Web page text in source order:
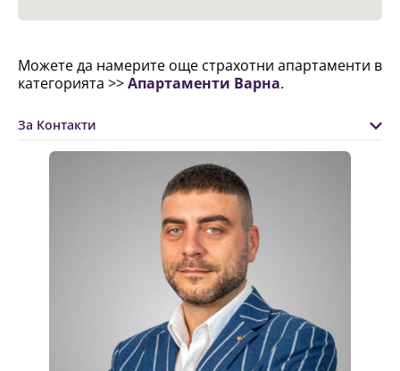
Можете да намерите още страхотни апартаменти в
категорията >>Апартаменти Варна.
За Контакти